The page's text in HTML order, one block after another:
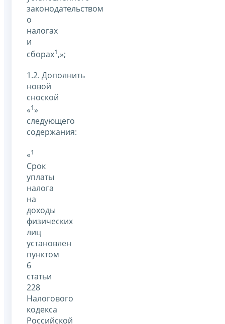
законодательством
о
налогах
и
сборах1,»;
1.2. Дополнить
новой
сноской
«1»
следующего
содержания:
«1
Срок
уплаты
налога
на
доходы
физических
лиц
установлен
пунктом
6
статьи
228
Налогового
кодекса
Российской